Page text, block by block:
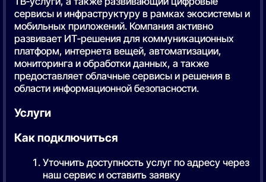
сервисы и инфраструктуру в рамках экосистемы и
мобильных приложений. Компания активно
развивает ИТ‑решения для коммуникационных
платформ, интернета вещей, автоматизации,
мониторинга и обработки данных, а также
предоставляет облачные сервисы и решения в
области информационной безопасности.
Услуги
Как подключиться
Уточнить доступность услуг по адресу через
наш сервис и оставить заявку